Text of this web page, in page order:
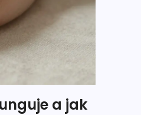
a jak